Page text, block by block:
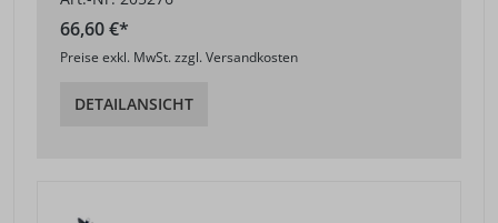
66,60 €*
Preise exkl. MwSt. zzgl. Versandkosten
DETAILANSICHT